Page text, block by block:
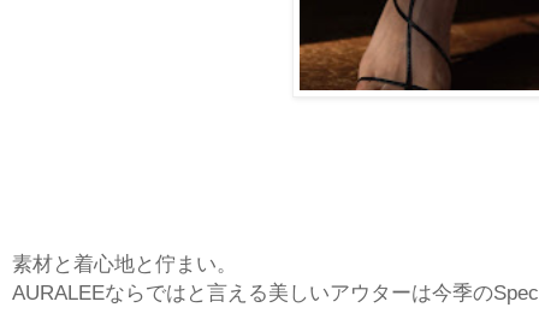
素材と着心地と佇まい。
AURALEEならではと言える美しいアウターは今季の